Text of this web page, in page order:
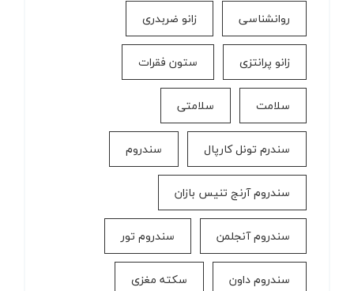
روانشناسی زانو ضربدری
زانو پرانتزی ستون فقرات
سلامت سلامتی
سندرم تونل کارپال سندروم
سندروم آرنج تنیس بازان
سندروم آنجلمن سندروم تور
سندروم داون سکته مغزی